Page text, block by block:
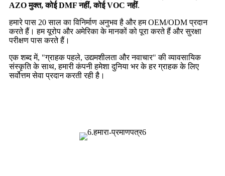
AZO मुक्त, कोई DMF नहीं, कोई VOC नहीं.
हमारे पास 20 साल का विनिर्माण अनुभव है और हम OEM/ODM प्रदान
करते हैं। हम यूरोप और अमेरिका के मानकों को पूरा करते हैं और सुरक्षा
परीक्षण पास करते हैं।
एक शब्द में, "ग्राहक पहले, उद्यमशीलता और नवाचार" की व्यावसायिक
संस्कृति के साथ, हमारी कंपनी हमेशा दुनिया भर के हर ग्राहक के लिए
सर्वोत्तम सेवा प्रदान करती रही है।